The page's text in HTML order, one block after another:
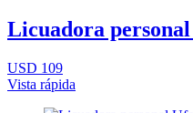
Licuadora
USD 109
Vista rápida